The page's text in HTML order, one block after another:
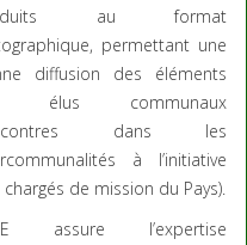
au format
permettant une
diffusion des éléments
élus communaux
dans les
à l’initiative
chargés de mission du Pays).
assure l’expertise